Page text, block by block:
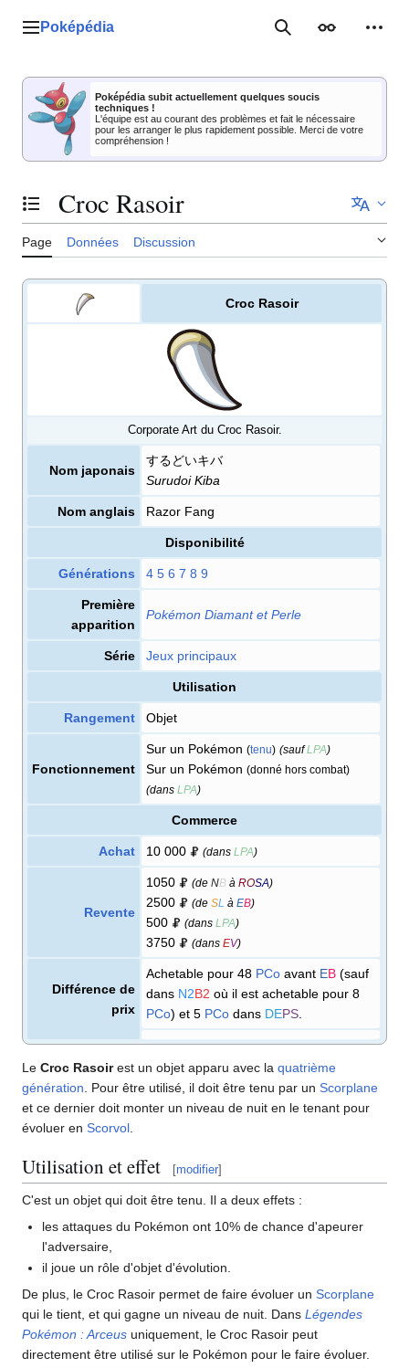
Menu principal
Poképédia RechercherApparence
Poképédia subit actuellement quelques soucis
techniques !
L'équipe est au courant des problèmes et fait le nécessaire
pour les arranger le plus rapidement possible. Merci de votre
compréhension !
Basculer la table des matières
Croc Rasoir
Page Données Discussion
Croc Rasoir
Corporate Art du Croc Rasoir.
Nom japonais
するどいキバ
Surudoi Kiba
Nom anglais Razor Fang
Disponibilité
Générations 4 5 6 7 8 9
Première
apparition
Pokémon Diamant et Perle
Série Jeux principaux
Utilisation
Rangement Objet
Fonctionnement
Sur un Pokémon (tenu) (saufLPA)
Sur un Pokémon (donné hors combat)
(dans LPA)
Commerce
Achat 10 000 (dans LPA)
Revente
1050 (de NB à ROSA)
2500 (de SL à EB)
500 (dans LPA)
3750 (dans EV)
Différence de
prix
Achetable pour 48 PCo avant EB (sauf
dans N2B2 où il est achetable pour 8
PCo) et 5 PCo dans DEPS
Le Croc Rasoirest un objet apparu avec la quatrième
génération . Pour être utilisé, il doit être tenu par un Scorplane
et ce dernier doit monter un niveau de nuit en le tenant pour
évoluer en Scorvol
Utilisation et effet [modifier]
C'est un objet qui doit être tenu. Il a deux effets :
les attaques du Pokémon ont 10% de chance d'apeurer
l'adversaire,
il joue un rôle d'objet d'évolution.
De plus, le Croc Rasoir permet de faire évoluer un Scorplane
qui le tient, et qui gagne un niveau de nuit. Dans Légendes
Pokémon : Arceus uniquement, le Croc Rasoir peut
directement être utilisé sur le Pokémon pour le faire évoluer.